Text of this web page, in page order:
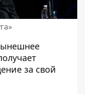
за свой